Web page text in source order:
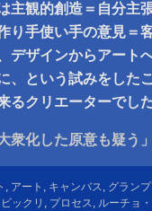
主観的創造＝自分主
り手使い手の意見＝
デザインからアート
、という試みをした
るクリエーターでし
衆化した原意も疑う
, アート , キャンバス, グラン
ビックリ , プロセス, ルーチョ